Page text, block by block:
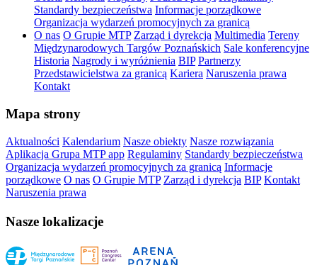
Standardy bezpieczeństwa Informacje porządkowe
Organizacja wydarzeń promocyjnych za granicą
O nas O Grupie MTP Zarząd i dyrekcja Multimedia Tereny
Międzynarodowych Targów Poznańskich Sale konferencyjne
Historia Nagrody i wyróżnienia BIP Partnerzy
Przedstawicielstwa za granicą Kariera Naruszenia prawa
Kontakt
Mapa strony
Aktualności Kalendarium Nasze obiekty Nasze rozwiązania
Aplikacja Grupa MTP app Regulaminy Standardy bezpieczeństwa
Organizacja wydarzeń promocyjnych za granicą Informacje
porządkowe O nas O Grupie MTP Zarząd i dyrekcja BIP Kontakt
Naruszenia prawa
Nasze lokalizacje